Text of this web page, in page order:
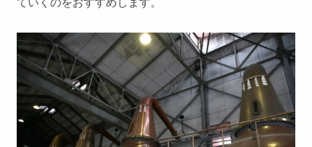
ていくのをおすすめします。